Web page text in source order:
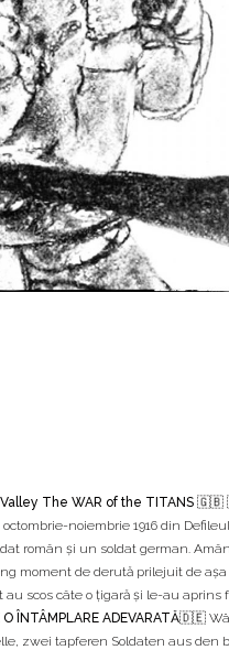
The WAR of the TITANS
noiembrie 1916 din
român şi un soldat german.
moment de derută prilejuit de
scos câte o ţigară și le-au aprins
ÎNTÂMPLARE ADEVARATĂ🇩🇪
zwei tapferen Soldaten aus den